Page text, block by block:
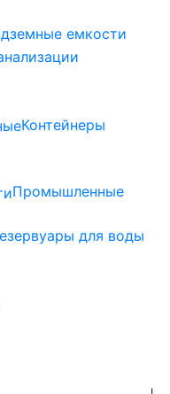
емкости
Контейнеры
Промышленные
для воды